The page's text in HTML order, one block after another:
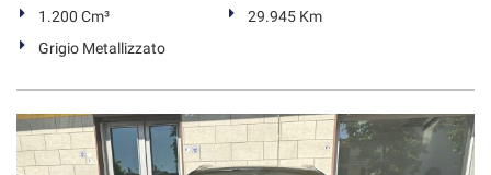
1.200 Cm³
29.945 Km
Grigio Metallizzato